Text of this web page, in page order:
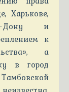
Харькове,
Дону и
к
а
в город